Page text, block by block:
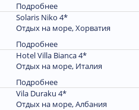
Подробнее
Solaris Niko 4*
Отдых на море, Хорватия
Подробнее
Hotel Villa Bianca 4*
Отдых на море, Италия
Подробнее
Vila Duraku 4*
Отдых на море, Албания